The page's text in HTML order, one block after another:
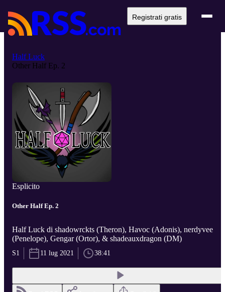
Registrati gratis
Half Luck
Other Half Ep. 2
Esplicito
Other Half Ep. 2
Half Luck di shadowrckts (Theron), Havoc (Adonis), nerdyvee
(Penelope), Gengar (Ortor), & shadeauxdragon (DM)
S1 11 lug 2021 38:41